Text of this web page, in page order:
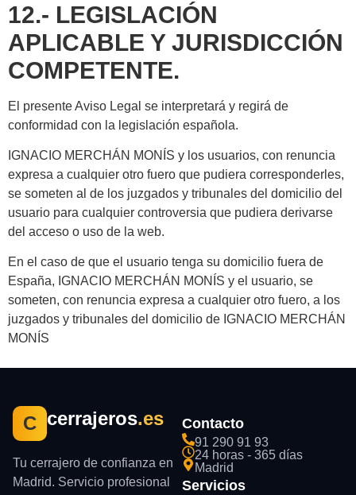
12.- LEGISLACIÓN
APLICABLE Y JURISDICCIÓN
COMPETENTE.
El presente Aviso Legal se interpretará y regirá de
conformidad con la legislación española.
IGNACIO MERCHÁN MONÍS y los usuarios, con renuncia
expresa a cualquier otro fuero que pudiera corresponderles,
se someten al de los juzgados y tribunales del domicilio del
usuario para cualquier controversia que pudiera derivarse
del acceso o uso de la web.
En el caso de que el usuario tenga su domicilio fuera de
España, IGNACIO MERCHÁN MONÍS y el usuario, se
someten, con renuncia expresa a cualquier otro fuero, a los
juzgados y tribunales del domicilio de IGNACIO MERCHÁN
MONÍS
C cerrajeros.es
Tu cerrajero de confianza en
Madrid. Servicio profesional
Contacto
91 290 91 93
24 horas - 365 días
Madrid
Servicios